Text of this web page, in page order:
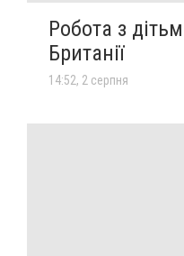
Робота з
Британії
14:52, 2 серпня